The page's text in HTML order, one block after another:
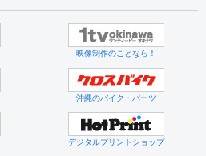
映像制作のことなら！
沖縄のバイク・パーツ
デジタルプリントショップ